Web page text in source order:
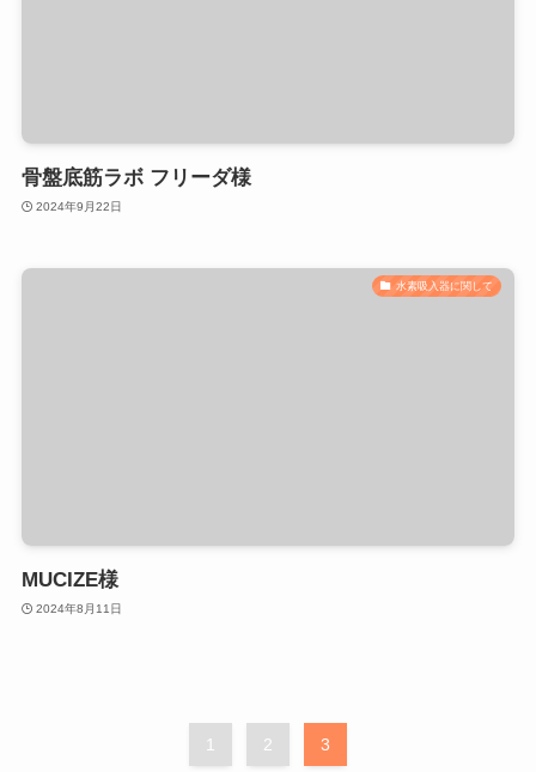
骨盤底筋ラボ フリーダ様
2024年9月22日
水素吸入器に関して
MUCIZE様
2024年8月11日
1 2 3